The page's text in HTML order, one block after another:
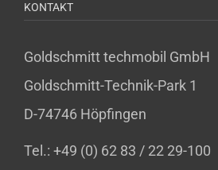
KONTAKT
Goldschmitt techmobil GmbH
Goldschmitt-Technik-Park 1
D-74746 Höpfingen
Tel.: +49 (0) 62 83 / 22 29-100